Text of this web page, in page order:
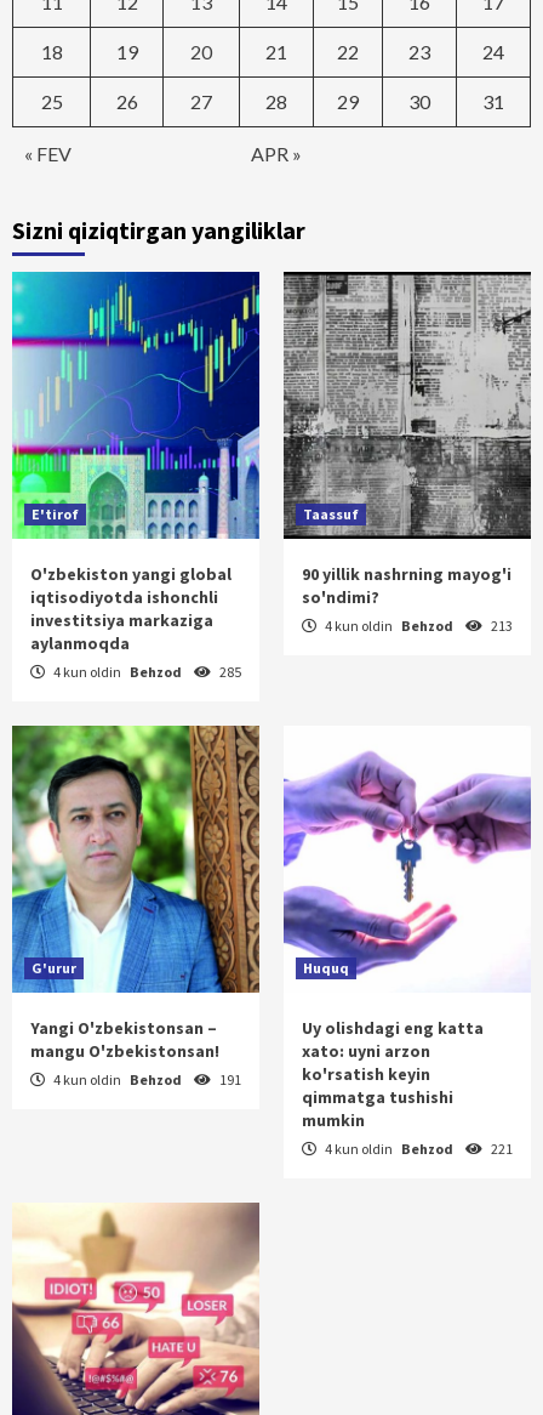
« FEV APR »
18 19 20 21 22 23 24
25 26 27 28 29 30 31
Sizni qiziqtirgan yangiliklar
E'tirof
O'zbekiston yangi global
iqtisodiyotda ishonchli
investitsiya markaziga
aylanmoqda
4 kun oldin Behzod 285
Taassuf
90 yillik nashrning mayog'i
so'ndimi?
4 kun oldin Behzod 213
G'urur
Yangi O'zbekistonsan –
mangu O'zbekistonsan!
4 kun oldin Behzod 191
Huquq
Uy olishdagi eng katta
xato: uyni arzon
ko'rsatish keyin
qimmatga tushishi
mumkin
4 kun oldin Behzod 221